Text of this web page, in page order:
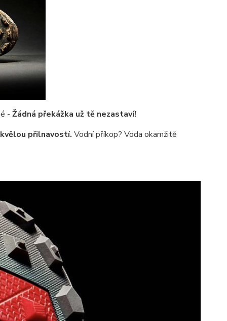
- Žádná překážka už tě nezastaví!
přilnavostí. Vodní příkop? Voda okamžitě